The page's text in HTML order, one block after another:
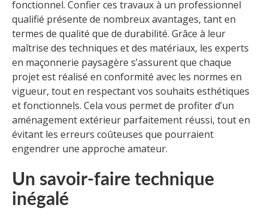
fonctionnel. Confier ces travaux à un professionnel
qualifié présente de nombreux avantages, tant en
termes de qualité que de durabilité. Grâce à leur
maîtrise des techniques et des matériaux, les experts
en maçonnerie paysagère s’assurent que chaque
projet est réalisé en conformité avec les normes en
vigueur, tout en respectant vos souhaits esthétiques
et fonctionnels. Cela vous permet de profiter d’un
aménagement extérieur parfaitement réussi, tout en
évitant les erreurs coûteuses que pourraient
engendrer une approche amateur.
Un savoir-faire technique
inégalé